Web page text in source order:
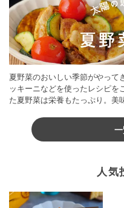
夏野菜のおいしい季節がやって
ッキーニなどを使ったレシピ
た夏野菜は栄養もたっぷり。美
人気